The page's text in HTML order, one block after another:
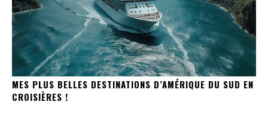
MES PLUS BELLES DESTINATIONS D’AMÉRIQUE DU SUD EN
CROISIÈRES !